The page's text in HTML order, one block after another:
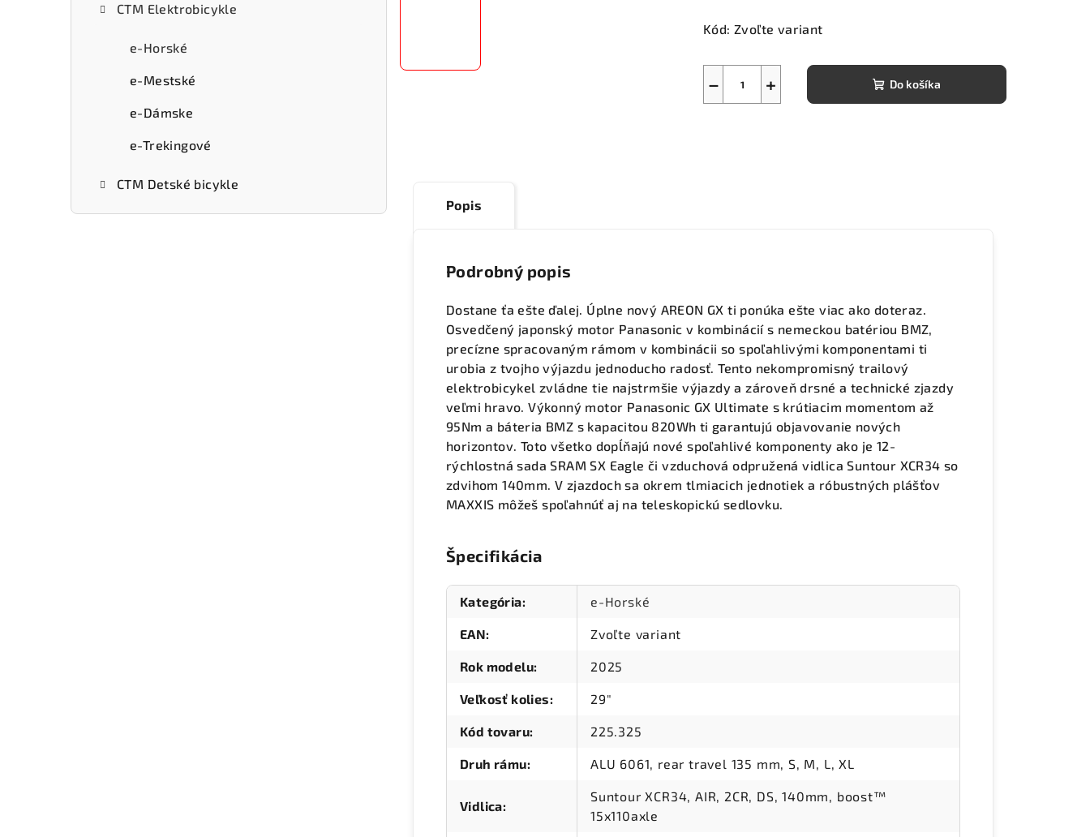
CTM Elektrobicykle
e-Horské
e-Mestské
e-Dámske
e-Trekingové
CTM Detské bicykle
cena:
Kód: Zvoľte variant
+
− Do košíka
Popis
Podrobný popis
Dostane ťa ešte ďalej. Úplne nový AREON GX ti ponúka ešte viac ako doteraz.
Osvedčený japonský motor Panasonic v kombinácií s nemeckou batériou BMZ,
precízne spracovaným rámom v kombinácii so spoľahlivými komponentami ti
urobia z tvojho výjazdu jednoducho radosť. Tento nekompromisný trailový
elektrobicykel zvládne tie najstrmšie výjazdy a zároveň drsné a technické zjazdy
veľmi hravo. Výkonný motor Panasonic GX Ultimate s krútiacim momentom až
95Nm a báteria BMZ s kapacitou 820Wh ti garantujú objavovanie nových
horizontov. Toto všetko dopĺňajú nové spoľahlivé komponenty ako je 12-
rýchlostná sada SRAM SX Eagle či vzduchová odpružená vidlica Suntour XCR34 so
zdvihom 140mm. V zjazdoch sa okrem tlmiacich jednotiek a róbustných plášťov
MAXXIS môžeš spoľahnúť aj na teleskopickú sedlovku.
Špecifikácia
Kategória: e-Horské
EAN: Zvoľte variant
Rok modelu: 2025
Veľkosť kolies: 29"
Kód tovaru: 225.325
Druh rámu: ALU 6061, rear travel 135 mm, S, M, L, XL
Vidlica:
Suntour XCR34, AIR, 2CR, DS, 140mm, boost™
15x110axle